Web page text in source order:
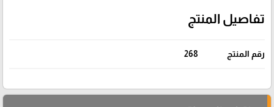
تفاصيل المنتج
رقم المنتج 268